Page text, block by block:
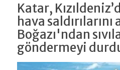
Katar,
hava
Boğazı'ndan
göndermeyi